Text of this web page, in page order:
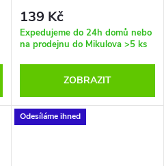
139 Kč
Expedujeme do 24h domů nebo
na prodejnu do Mikulova >5 ks
ZOBRAZIT
Odesíláme ihned